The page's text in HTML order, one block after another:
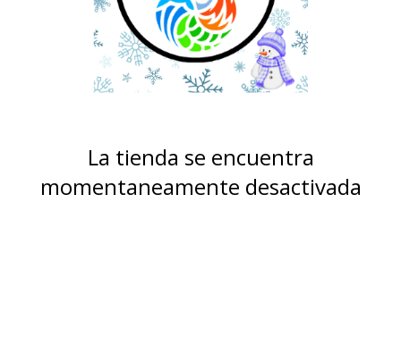
La tienda se encuentra
momentaneamente desactivada